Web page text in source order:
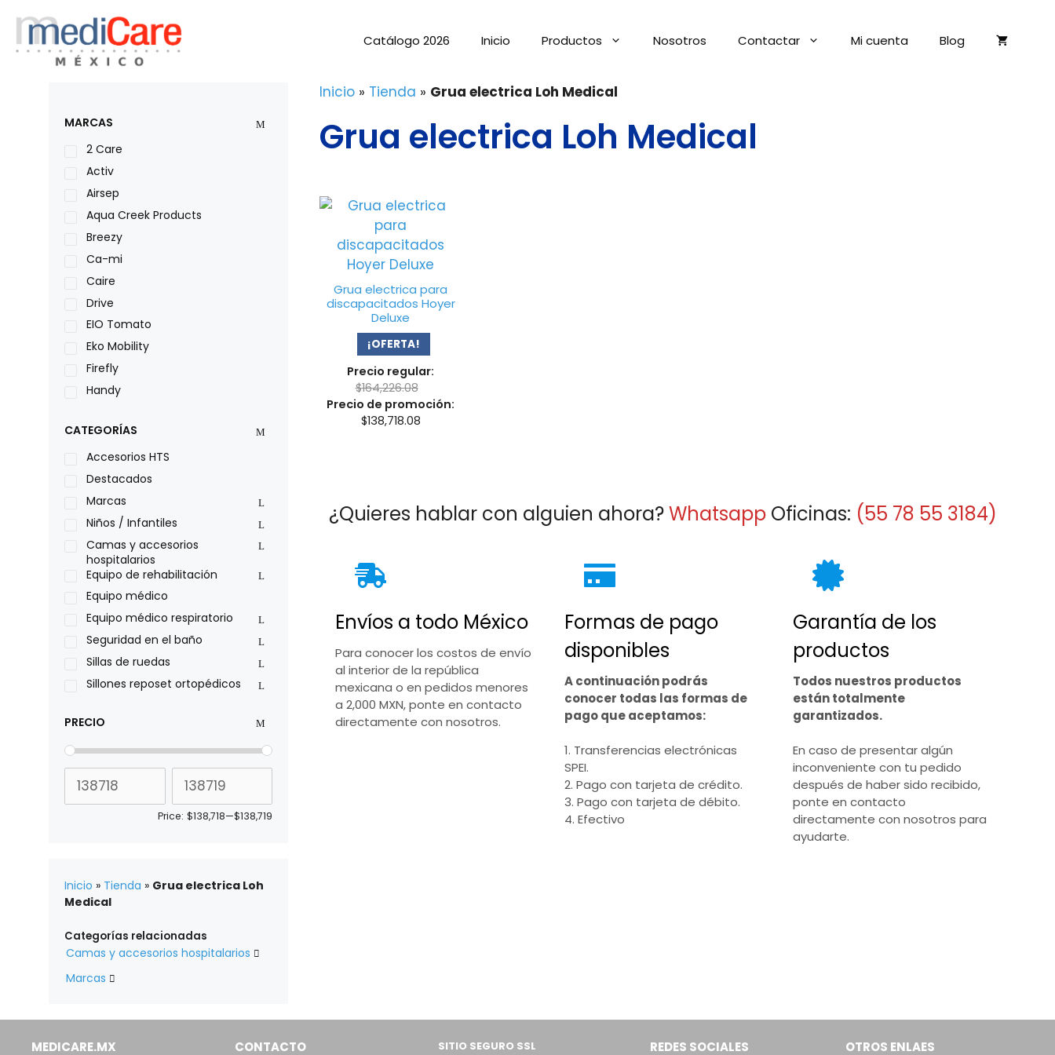
contenido
Catálogo 2026 Inicio Productos Nosotros Contactar Mi cuenta Blog
Inicio » Tienda » Grua electrica Loh Medical
Grua electrica Loh Medical
Grua electrica para
discapacitados Hoyer
Deluxe
¡OFERTA!
Precio regular:
$164,226.08
Precio de promoción:
$138,718.08
¿Quieres hablar con alguien ahora?Whatsapp Oficinas: (55 78 55 3184)
Envíos a todo México
Para conocer los costos de envío
al interior de la república
mexicana o en pedidos menores
a 2,000 MXN, ponte en contacto
directamente con nosotros.
Formas de pago
disponibles
A continuación podrás
conocer todas las formas de
pago que aceptamos:
1. Transferencias electrónicas
SPEI.
2. Pago con tarjeta de crédito.
3. Pago con tarjeta de débito.
4. Efectivo
Garantía de los
productos
Todos nuestros productos
están totalmente
garantizados.
En caso de presentar algún
inconveniente con tu pedido
después de haber sido recibido,
ponte en contacto
directamente con nosotros para
ayudarte.
MARCAS
2 Care
Activ
Airsep
Aqua Creek Products
Breezy
Ca-mi
Caire
Drive
EIO Tomato
Eko Mobility
Firefly
Handy
Leggero
Lumex
Medical Store
Nidek
Oxiplus
Philips
Pride
Roho
Sillas de ruedas Everest Jennings
CATEGORÍAS
Accesorios HTS
Destacados
Marcas
Niños / Infantiles
Camas y accesorios
hospitalarios
Equipo de rehabilitación
Equipo médico
Equipo médico respiratorio
Seguridad en el baño
Sillas de ruedas
Sillones reposet ortopédicos
PRECIO
Price: $138,718—$138,719
Inicio » Tienda » Grua electrica Loh
Medical
Categorías relacionadas
Camas y accesorios hospitalarios 
Marcas 
MEDICARE.MX CONTACTO SITIO SEGURO SSL REDES SOCIALES OTROS ENLAES